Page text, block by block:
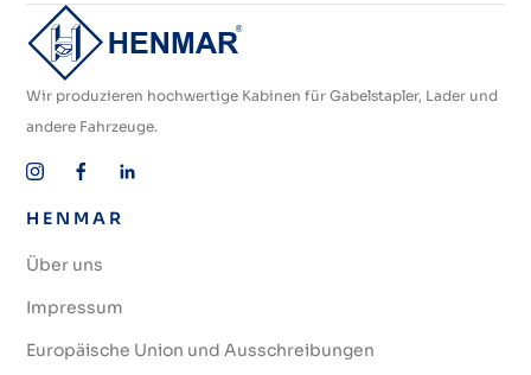
Wir produzieren hochwertige Kabinen für Gabelstapler, Lader und
andere Fahrzeuge.
HENMAR
Über uns
Impressum
Europäische Union und Ausschreibungen